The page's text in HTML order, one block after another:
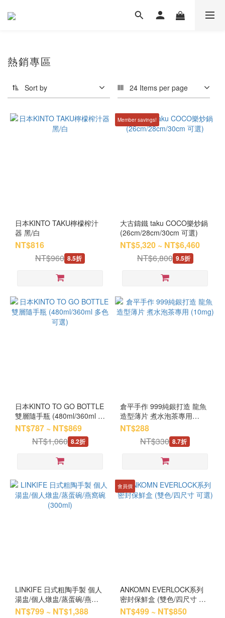
熱銷專區
Sort by 24 Items per page
日本KINTO TAKU檸檬榨汁
器 黑/白
NT$816
NT$960 8.5折
Member savings!
大古鑄鐵 taku COCO樂炒鍋
(26cm/28cm/30cm 可選)
NT$5,320 ~ NT$6,460
NT$6,800 9.5折
日本KINTO TO GO BOTTLE
雙層隨手瓶 (480ml/360ml 多
色可選)
NT$787 ~ NT$869
NT$1,060 8.2折
倉平手作 999純銀打造 龍魚
造型薄片 煮水泡茶專用
(10mg)
NT$288
NT$330 8.7折
LINKIFE 日式粗陶手製 個人
湯盅/個人燉盅/蒸蛋碗/燕窩
碗 (300ml)
NT$799 ~ NT$1,388
會員價
ANKOMN EVERLOCK系列
密封保鮮盒 (雙色/四尺寸 可
選)
NT$499 ~ NT$850